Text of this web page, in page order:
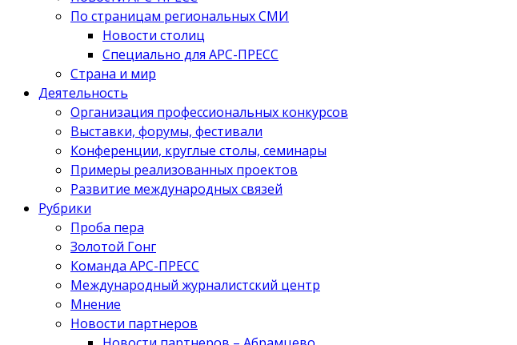
По страницам региональных СМИ
Новости столиц
Специально для АРС-ПРЕСС
Страна и мир
Деятельность
Организация профессиональных конкурсов
Выставки, форумы, фестивали
Конференции, круглые столы, семинары
Примеры реализованных проектов
Развитие международных связей
Рубрики
Проба пера
Золотой Гонг
Команда АРС-ПРЕСС
Международный журналистский центр
Мнение
Новости партнеров